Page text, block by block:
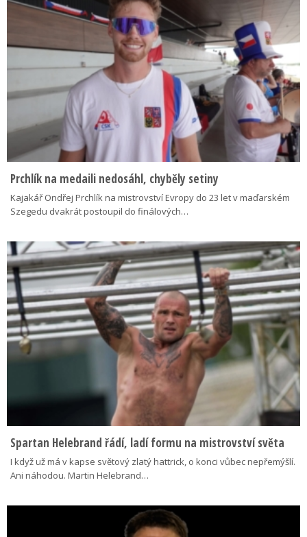
Prchlík na medaili nedosáhl, chyběly setiny
Kajakář Ondřej Prchlík na mistrovství Evropy do 23 let v maďarském
Szegedu dvakrát postoupil do finálových…
Spartan Helebrand řádí, ladí formu na mistrovství světa
I když už má v kapse světový zlatý hattrick, o konci vůbec nepřemýšlí.
Ani náhodou. Martin Helebrand…